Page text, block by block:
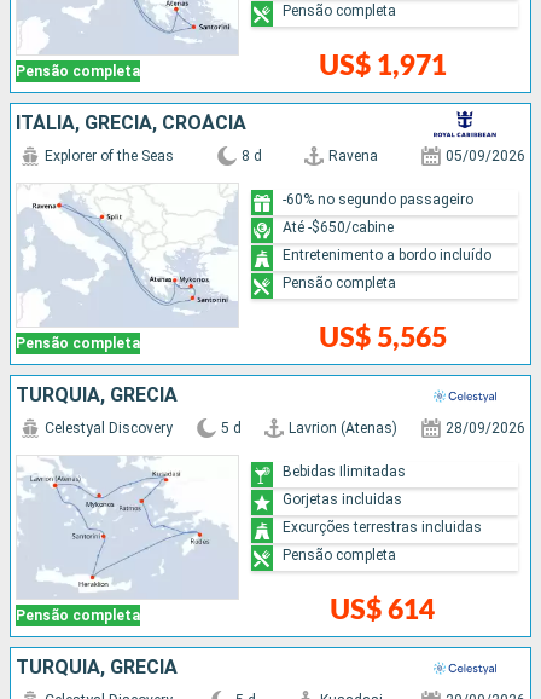
Pensão completa US$ 1,971
Pensão completa
ITÁLIA, GRÉCIA, CROÁCIA
Pensão completa
Explorer of the Seas 8 d Ravena 05/09/2026
US$ 5,565
-60% no segundo passageiro
Até -$650/cabine
Entretenimento a bordo incluído
Pensão completa
TURQUIA, GRÉCIA
Pensão completa
Celestyal Discovery 5 d Lavrion (Atenas) 28/09/2026
US$ 614
Bebidas Ilimitadas
Gorjetas incluidas
Excurções terrestras incluidas
Pensão completa
TURQUIA, GRÉCIA